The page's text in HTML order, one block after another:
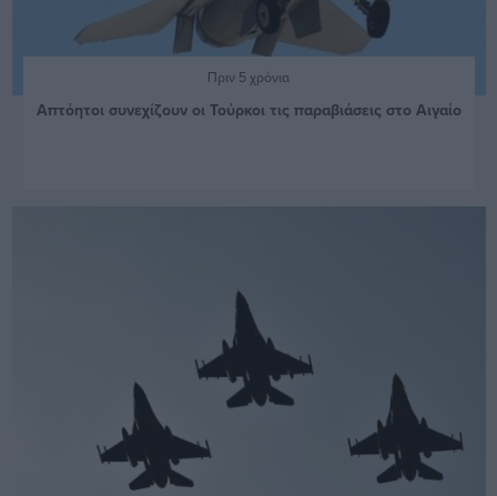
Πριν 5 χρόνια
Απτόητοι συνεχίζουν οι Τούρκοι τις παραβιάσεις στο Αιγαίο